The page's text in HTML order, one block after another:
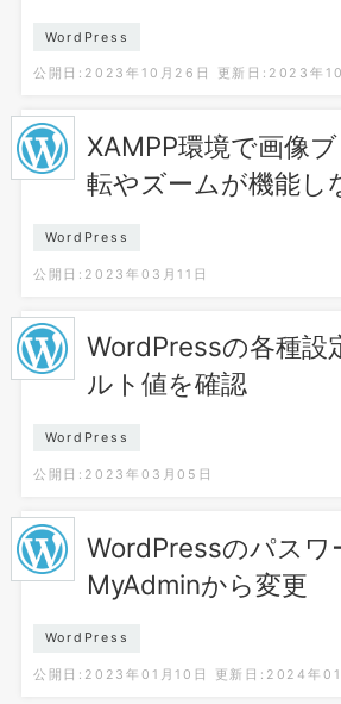
WordPress
公開日:2023年10月26日 更新日:2023年
XAMPP環境で画像
転やズームが機能し
WordPress
公開日:2023年03月11日
WordPressの各種設
ルト値を確認
WordPress
公開日:2023年03月05日
WordPressのパスワ
MyAdminから変更
WordPress
公開日:2023年01月10日 更新日:2024年